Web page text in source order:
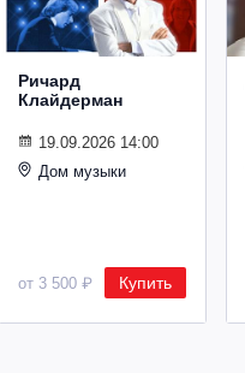
Ричард
Клайдерман
19.09.2026 14:00
Дом музыки
от 3 500 ₽ Купить